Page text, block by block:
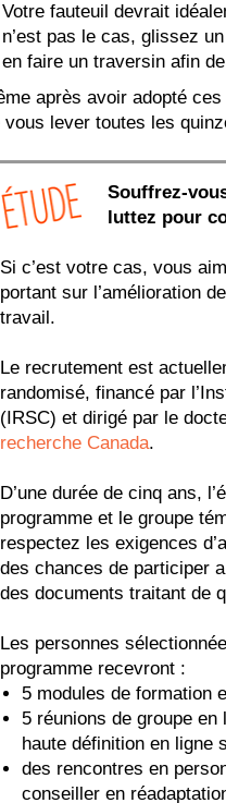
Votre fauteuil devrait
n’est pas le cas, glissez
en faire un traversin afin
après avoir adopté
vous lever toutes les
Souffrez-
luttez pour
Si c’est votre cas, vous
portant sur l’amélioration
travail.
Le recrutement est
randomisé, financé par
(IRSC) et dirigé par le
recherche Canada.
D’une durée de cinq ans,
programme et le groupe
respectez les exigences
des chances de participer
des documents traitant de
Les personnes
programme recevront :
5 modules de formation
5 réunions de groupe
haute définition en ligne
des rencontres en
conseiller en